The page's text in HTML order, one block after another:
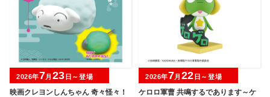
映画クレヨンしんちゃん 奇々怪々！
2026年7月 23 日～登場
ケロロ軍曹 共鳴するであります～ケ
2026年7月 22 日～登場